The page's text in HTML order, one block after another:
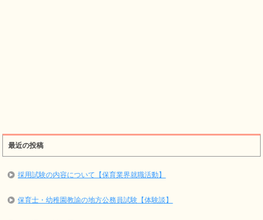
最近の投稿
採用試験の内容について【保育業界就職活動】
保育士・幼稚園教諭の地方公務員試験【体験談】